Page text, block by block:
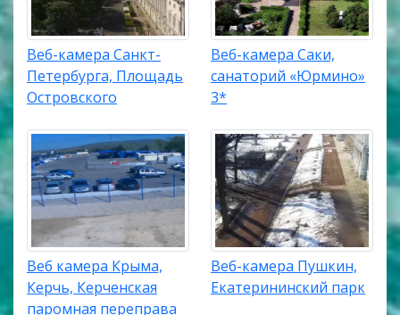
Веб-камера Санкт-
Петербурга, Площадь
Островского
Веб-камера Саки,
санаторий «Юрмино»
3*
Веб камера Крыма,
Керчь, Керченская
паромная переправа
Веб-камера Пушкин,
Екатерининский парк